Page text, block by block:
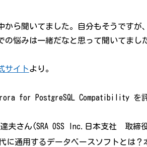
から聞いてました。自分もそうです
の悩みは一緒だなと思って聞いてまし
サイトより。
for PostgreSQL Compatibility を
夫さん(SRA OSS Inc.日本支社 取締
に通用するデータベースソフトとは？